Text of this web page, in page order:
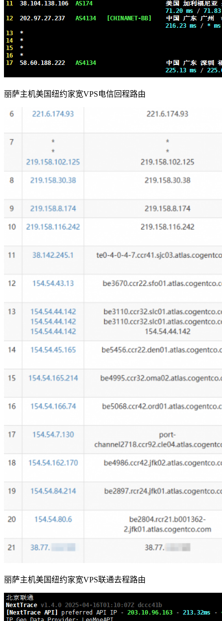
丽萨主机美国纽约家宽VPS电信回程路由
丽萨主机美国纽约家宽VPS联通去程路由